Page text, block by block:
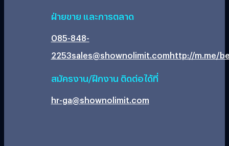
ฝ่ายขาย และการตลาด
085-848-
2253sales@shownolimit.comhttp://m.me/
สมัครงาน/ฝึกงาน ติดต่อได้ที่
hr-ga@shownolimit.com